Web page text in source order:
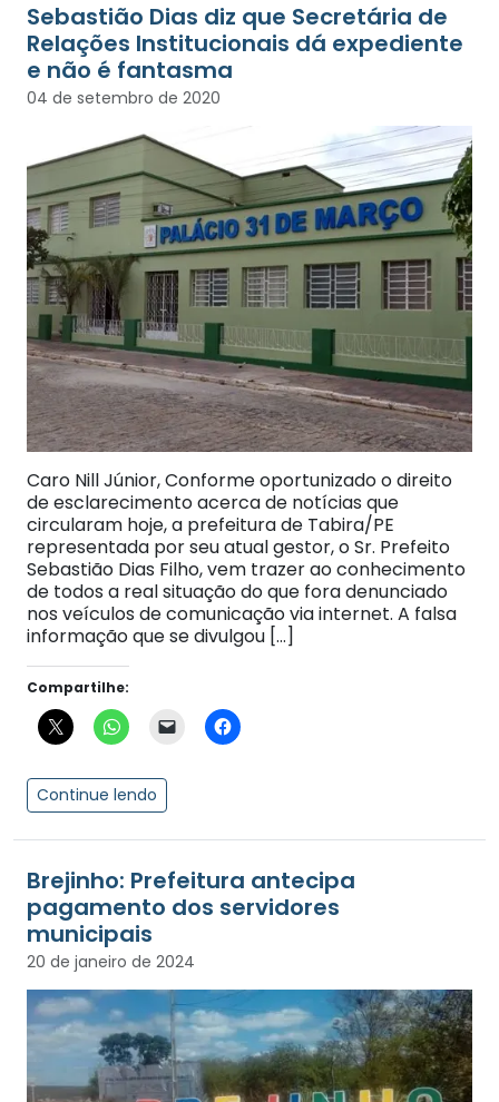
Sebastião Dias diz que Secretária de
Relações Institucionais dá expediente
e não é fantasma
04 de setembro de 2020
Caro Nill Júnior, Conforme oportunizado o direito
de esclarecimento acerca de notícias que
circularam hoje, a prefeitura de Tabira/PE
representada por seu atual gestor, o Sr. Prefeito
Sebastião Dias Filho, vem trazer ao conhecimento
de todos a real situação do que fora denunciado
nos veículos de comunicação via internet. A falsa
informação que se divulgou […]
Compartilhe:
Continue lendo
Brejinho: Prefeitura antecipa
pagamento dos servidores
municipais
20 de janeiro de 2024